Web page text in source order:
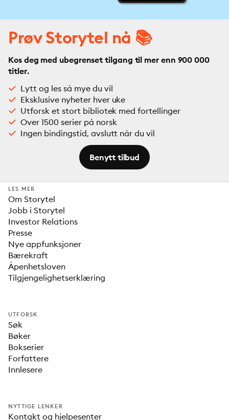
Prøv Storytel nå 📚
Kos deg med ubegrenset tilgang til mer enn 900 000
titler.
Lytt og les så mye du vil
Eksklusive nyheter hver uke
Utforsk et stort bibliotek med fortellinger
Over 1500 serier på norsk
Ingen bindingstid, avslutt når du vil
Benytt tilbud
LES MER
Om Storytel
Jobb i Storytel
Investor Relations
Presse
Nye appfunksjoner
Bærekraft
Åpenhetsloven
Tilgjengelighetserklæring
UTFORSK
Søk
Bøker
Bokserier
Forfattere
Innlesere
NYTTIGE LENKER
Kontakt og hjelpesenter